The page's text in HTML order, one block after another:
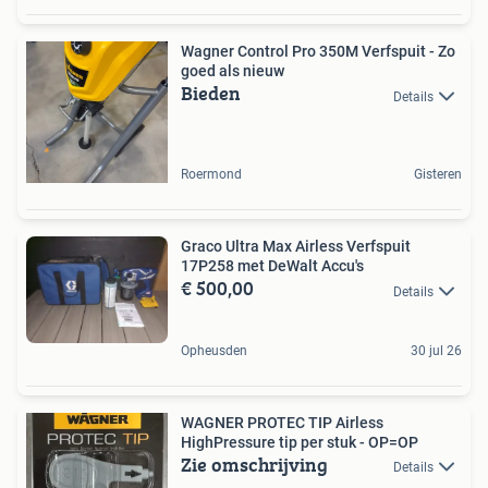
Wagner Control Pro 350M Verfspuit - Zo
goed als nieuw
Bieden Details
Roermond Gisteren
Graco Ultra Max Airless Verfspuit
17P258 met DeWalt Accu's
€ 500,00 Details
Opheusden 30 jul 26
WAGNER PROTEC TIP Airless
HighPressure tip per stuk - OP=OP
Zie omschrijving Details